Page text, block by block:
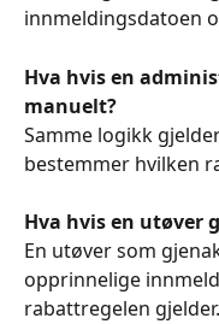
innmeldingsdatoen
Hva hvis en
manuelt?
Samme logikk
bestemmer hvilken
Hva hvis en utøver
En utøver som
opprinnelige
rabattregelen gjelder.